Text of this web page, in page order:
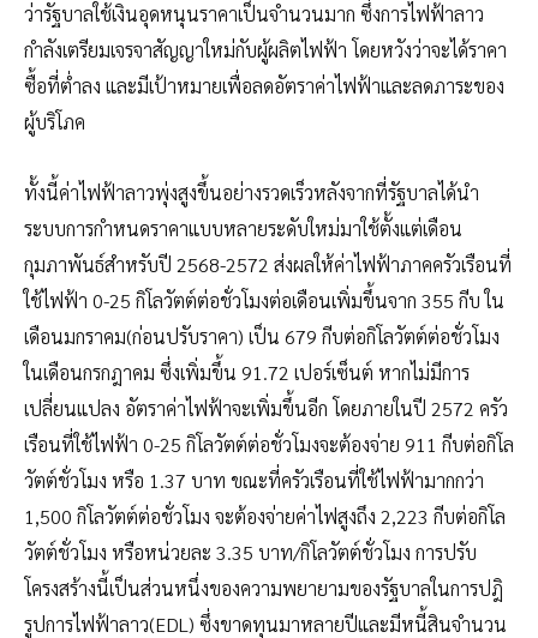
ว่ารัฐบาลใช้เงินอุดหนุนราคาเป็นจำนวนมาก ซึ่งการไฟฟ้าลาว
กำลังเตรียมเจรจาสัญญาใหม่กับผู้ผลิตไฟฟ้า โดยหวังว่าจะได้ราคา
ซื้อที่ต่ำลง และมีเป้าหมายเพื่อลดอัตราค่าไฟฟ้าและลดภาระของ
ผู้บริโภค
ทั้งนี้ค่าไฟฟ้าลาวพุ่งสูงขึ้นอย่างรวดเร็วหลังจากที่รัฐบาลได้นำ
ระบบการกำหนดราคาแบบหลายระดับใหม่มาใช้ตั้งแต่เดือน
กุมภาพันธ์สำหรับปี 2568-2572 ส่งผลให้ค่าไฟฟ้าภาคครัวเรือนที่
ใช้ไฟฟ้า 0-25 กิโลวัตต์ต่อชั่วโมงต่อเดือนเพิ่มขึ้นจาก 355 กีบ ใน
เดือนมกราคม(ก่อนปรับราคา) เป็น 679 กีบต่อกิโลวัตต์ต่อชั่วโมง
ในเดือนกรกฎาคม ซึ่งเพิ่มขึ้น 91.72 เปอร์เซ็นต์ หากไม่มีการ
เปลี่ยนแปลง อัตราค่าไฟฟ้าจะเพิ่มขึ้นอีก โดยภายในปี 2572 ครัว
เรือนที่ใช้ไฟฟ้า 0-25 กิโลวัตต์ต่อชั่วโมงจะต้องจ่าย 911 กีบต่อกิโล
วัตต์ชั่วโมง หรือ 1.37 บาท ขณะที่ครัวเรือนที่ใช้ไฟฟ้ามากกว่า
1,500 กิโลวัตต์ต่อชั่วโมง จะต้องจ่ายค่าไฟสูงถึง 2,223 กีบต่อกิโล
วัตต์ชั่วโมง หรือหน่วยละ 3.35 บาท/กิโลวัตต์ชั่วโมง การปรับ
โครงสร้างนี้เป็นส่วนหนึ่งของความพยายามของรัฐบาลในการปฎิ
รูปการไฟฟ้าลาว(EDL) ซึ่งขาดทุนมาหลายปีและมีหนี้สินจำนวน